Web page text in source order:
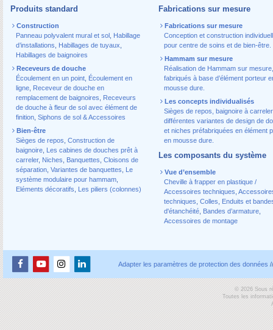
Produits standard
Construction
Panneau polyvalent mural et sol
Habillage
d’installations
Habillages de tuyaux
Habillages de baignoires
Receveurs de douche
Écoulement en un point Écoulement en
ligne Receveur de douche en
remplacement de baignoires
Receveurs
de douche à fleur de sol avec élément de
finition Siphons de sol & Accessoires
Bien-être
Sièges de repos Construction de
baignoire Les cabines de douches prêt à
carreler, Niches Banquettes Cloisons de
séparation Variantes de banquettes
Le
système modulaire pour hammam
Eléments décoratifs
Les piliers (colonnes)
Fabrications sur mesure
Fabrications sur mesure
Conception et construction
pour centre de soins et de bien-être.
Hammam sur mesure
Réalisation de Hammam sur mesure,
fabriqués à base d’élément porteur
mousse dure.
Les concepts individualisés
Sièges de repos, baignoire à
différentes variantes de design de
et niches préfabriquées en élément
en mousse dure.
Les composants du système
Vue d’ensemble
Cheville à frapper en plastique /
Accessoires techniques
techniques Colles
Enduits et
d'étanchéité, Bandes d’armature,
Accessoires de montage
Adapter les paramètres de protection des données
© 2026 Sous
Toutes les